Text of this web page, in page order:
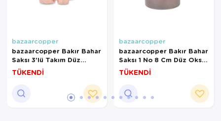
bazaarcopper
bazaarcopper Bakır Bahar
Saksı 3'lü Takım Düz
Kırmızı
bazaarcopper2567-1
TÜKENDİ
bazaarcopper
bazaarcopper Bakır Bahar
Saksı 1 No 8 Cm Düz Oksit
bazaarcopper2564-3
TÜKENDİ